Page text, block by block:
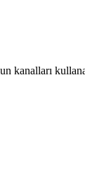
kanalları